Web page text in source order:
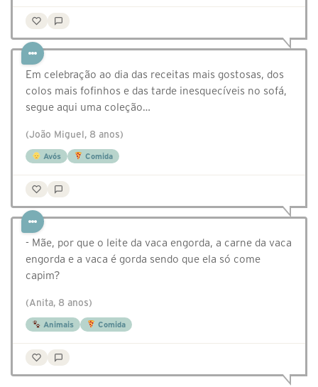
Em celebração ao dia das receitas mais gostosas, dos
colos mais fofinhos e das tarde inesquecíveis no sofá,
segue aqui uma coleção…
(João Miguel, 8 anos)
Avós Comida
- Mãe, por que o leite da vaca engorda, a carne da vaca
engorda e a vaca é gorda sendo que ela só come
capim?
(Anita, 8 anos)
Animais Comida